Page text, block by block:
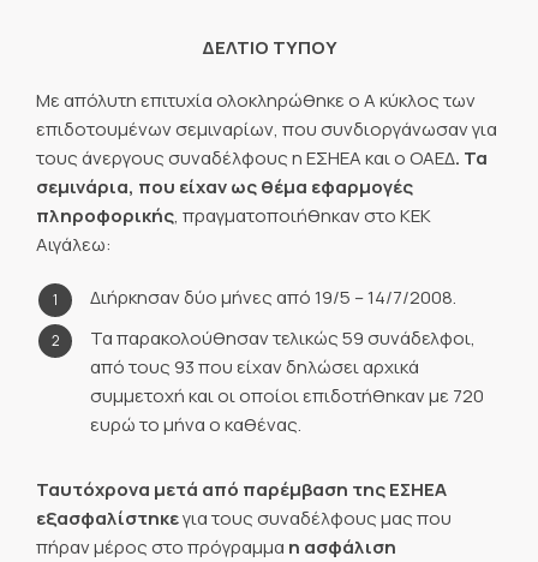
ΔΕΛΤΙΟ ΤΥΠΟΥ
Με απόλυτη επιτυχία ολοκληρώθηκε ο Α κύκλος των
επιδοτουμένων σεμιναρίων, που συνδιοργάνωσαν για
τους άνεργους συναδέλφους η ΕΣΗΕΑ και ο ΟΑΕΔ. Τα
σεμινάρια, που είχαν ως θέμα εφαρμογές
πληροφορικής, πραγματοποιήθηκαν στο ΚΕΚ
Αιγάλεω:
Διήρκησαν δύο μήνες από 19/5 – 14/7/2008.
Τα παρακολούθησαν τελικώς 59 συνάδελφοι,
από τους 93 που είχαν δηλώσει αρχικά
συμμετοχή και οι οποίοι επιδοτήθηκαν με 720
ευρώ το μήνα ο καθένας.
Ταυτόχρονα μετά από παρέμβαση της ΕΣΗΕΑ
εξασφαλίστηκεγια τους συναδέλφους μας που
πήραν μέρος στο πρόγραμμα η ασφάλιση